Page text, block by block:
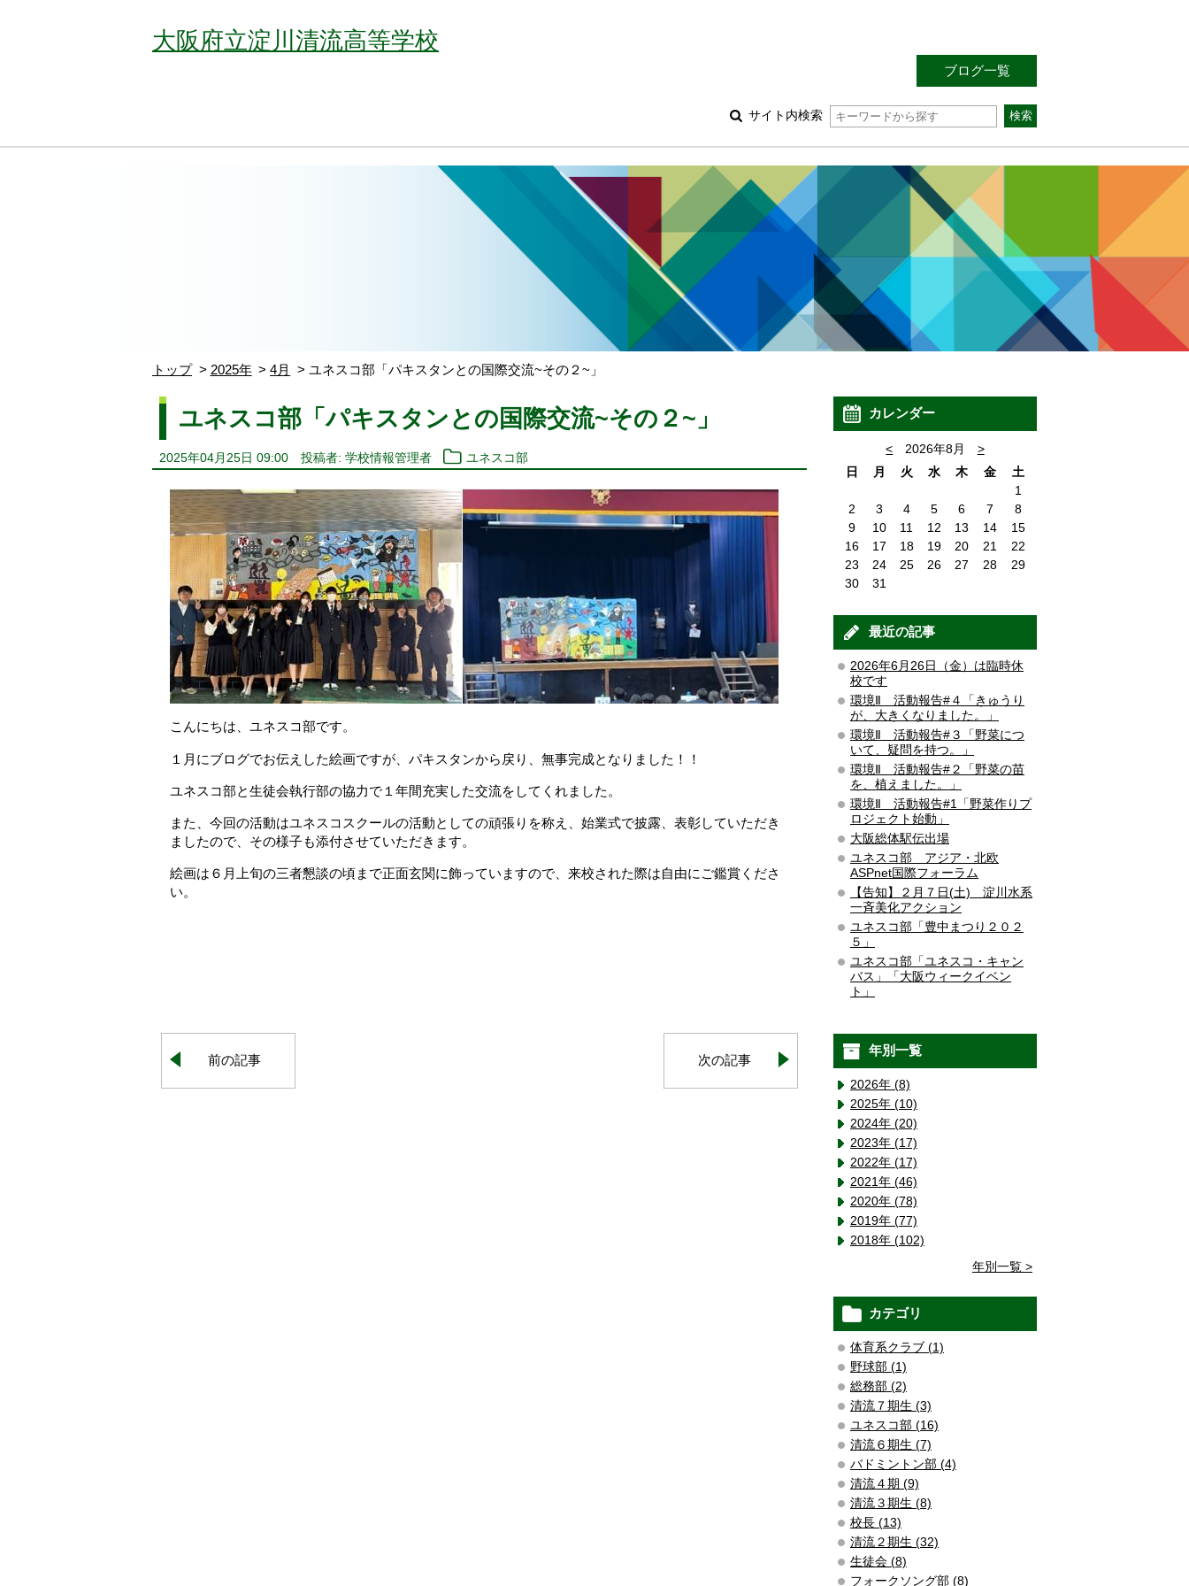
大阪府立淀川清流高等学校
ブログ一覧
サイト内検索
トップ 2025年 4月 ユネスコ部「パキスタンとの国際交流~その２~」
ユネスコ部「パキスタンとの国際交流~その２~」
2025年04月25日 09:00 投稿者: 学校情報管理者 ユネスコ部
こんにちは、ユネスコ部です。
１月にブログでお伝えした絵画ですが、パキスタンから戻り、無事完成となりました！！
ユネスコ部と生徒会執行部の協力で１年間充実した交流をしてくれました。
また、今回の活動はユネスコスクールの活動としての頑張りを称え、始業式で披露、表彰していただき
ましたので、その様子も添付させていただきます。
絵画は６月上旬の三者懇談の頃まで正面玄関に飾っていますので、来校された際は自由にご鑑賞くださ
い。
前の記事 次の記事
カレンダー
< 2026年8月
>
日
月 火 水 木 金
土
1
2
3 4 5 6 7
8
9
10 11 12 13 14
15
16
17 18 19 20 21
22
23
24 25 26 27 28
29
30
31
最近の記事
2026年6月26日（金）は臨時休
校です
環境Ⅱ 活動報告#４「きゅうり
が、大きくなりました。」
環境Ⅱ 活動報告#３「野菜につ
いて、疑問を持つ。」
環境Ⅱ 活動報告#２「野菜の苗
を、植えました。」
環境Ⅱ 活動報告#1「野菜作りプ
ロジェクト始動」
大阪総体駅伝出場
ユネスコ部 アジア・北欧
ASPnet国際フォーラム
【告知】２月７日(土) 淀川水系
一斉美化アクション
ユネスコ部「豊中まつり２０２
５」
ユネスコ部「ユネスコ・キャン
バス」「大阪ウィークイベン
ト」
年別一覧
2026年 (8)
2025年 (10)
2024年 (20)
2023年 (17)
2022年 (17)
2021年 (46)
2020年 (78)
2019年 (77)
2018年 (102)
年別一覧 >
カテゴリ
体育系クラブ (1)
野球部 (1)
総務部 (2)
清流７期生 (3)
ユネスコ部 (16)
清流６期生 (7)
バドミントン部 (4)
清流４期 (9)
清流３期生 (8)
校長 (13)
清流２期生 (32)
生徒会 (8)
フォークソング部 (8)